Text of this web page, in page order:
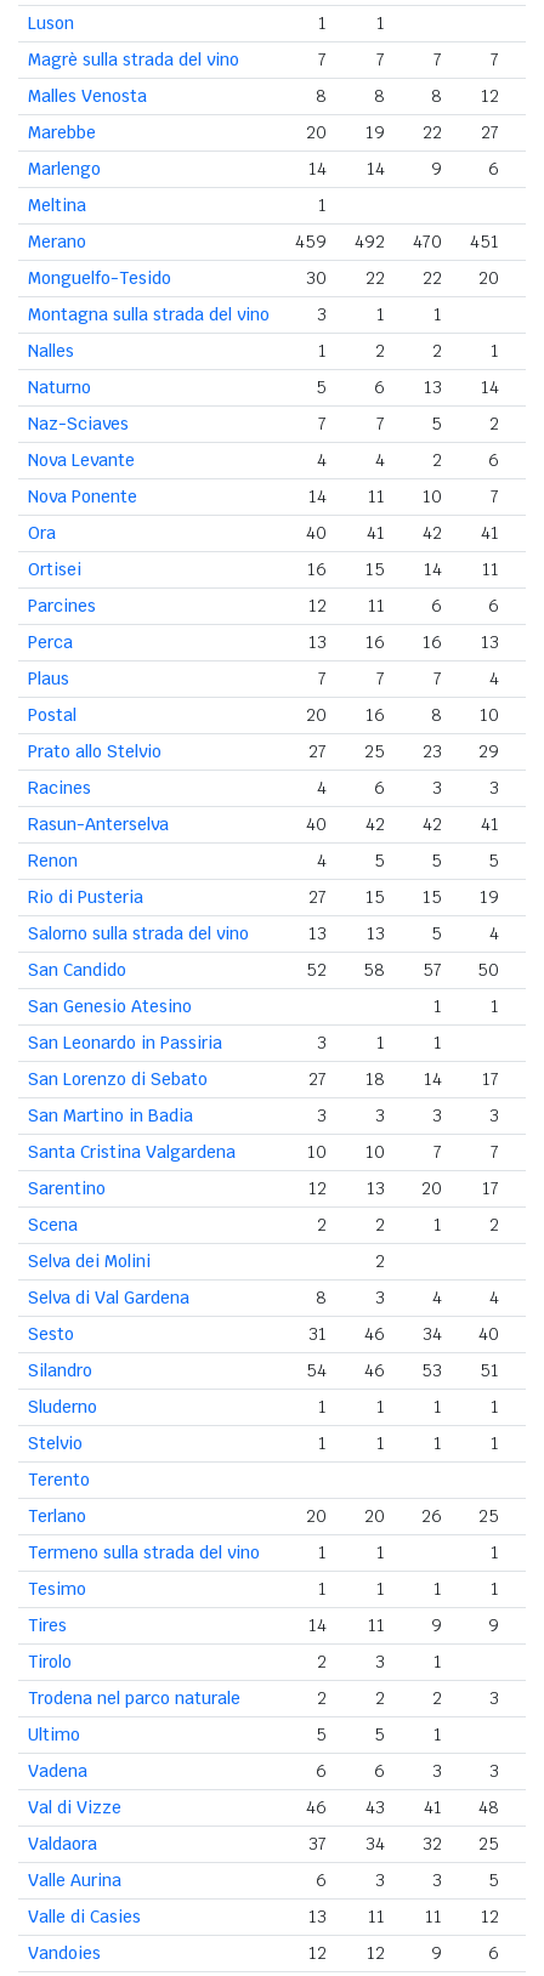
Luson 1
1
Magrè sulla strada del vino
7 7 7
7
Malles Venosta
8 8 8 12
Marebbe
20 19 22 27
Marlengo
14 14 9
6
Meltina
1
Merano
459 492 470 451
Monguelfo-Tesido
30 22 22 20
Montagna sulla strada del vino
3 1
1
Nalles
1 2 2
1
Naturno
5 6 13 14
Naz-Sciaves
7 7 5
2
Nova Levante
4 4 2
6
Nova Ponente
14 11 10
7
Ora
40 41 42 41
Ortisei
16 15 14 11
Parcines
12 11 6
6
Perca
13 16 16 13
Plaus
7 7 7
4
Postal
20 16 8 10
Prato allo Stelvio
27 25 23 29
Racines
4 6 3
3
Rasun-Anterselva
40 42 42 41
Renon
4 5 5
5
Rio di Pusteria
27 15 15 19
Salorno sulla strada del vino
13 13 5
4
San Candido
52 58 57 50
San Genesio Atesino
1
1
San Leonardo in Passiria
3 1
1
San Lorenzo di Sebato
27 18 14 17
San Martino in Badia
3 3 3
3
Santa Cristina Valgardena
10 10 7
7
Sarentino
12 13 20 17
Scena
2 2 1
2
Selva dei Molini
2
Selva di Val Gardena
8 3 4
4
Sesto
31 46 34 40
Silandro
54 46 53 51
Sluderno
1 1 1
1
Stelvio
1 1 1
1
Terento
Terlano
20 20 26 25
Termeno sulla strada del vino
1 1
1
Tesimo
1 1 1
1
Tires
14 11 9 9
Tirolo
2 3
1
Trodena nel parco naturale
2 2 2
3
Ultimo
5 5
1
Vadena
6 6 3
3
Val di Vizze
46 43 41 48
Valdaora
37 34 32 25
Valle Aurina
6 3 3
5
Valle di Casies
13 11 11 12
Vandoies
12 12 9
6